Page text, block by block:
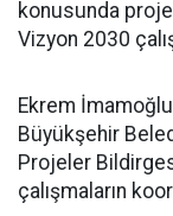
konusunda
Vizyon 2030
Ekrem
Büyükşehir
Projeler
çalışmaların